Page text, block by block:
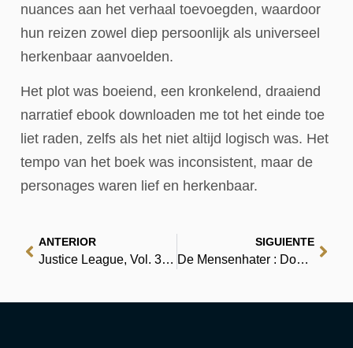
nuances aan het verhaal toevoegden, waardoor
hun reizen zowel diep persoonlijk als universeel
herkenbaar aanvoelden.
Het plot was boeiend, een kronkelend, draaiend
narratief ebook downloaden me tot het einde toe
liet raden, zelfs als het niet altijd logisch was. Het
tempo van het boek was inconsistent, maar de
personages waren lief en herkenbaar.
ANTERIOR
Justice League, Vol. 3: Throne of Atlantis | Book Review
SIGUIENTE
De Mensenhater : Download eBooks gratis